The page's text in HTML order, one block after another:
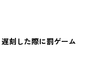
遅刻した際に罰ゲーム